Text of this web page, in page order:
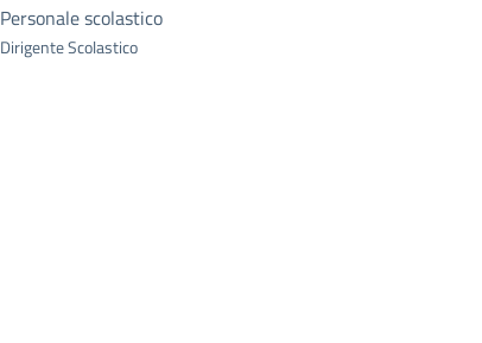
Personale scolastico
Dirigente Scolastico